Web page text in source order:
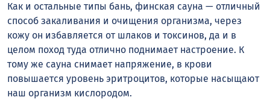
Как и остальные типы бань, финская сауна — отличный
способ закаливания и очищения организма, через
кожу он избавляется от шлаков и токсинов, да и в
целом поход туда отлично поднимает настроение. К
тому же сауна снимает напряжение, в крови
повышается уровень эритроцитов, которые насыщают
наш организм кислородом.